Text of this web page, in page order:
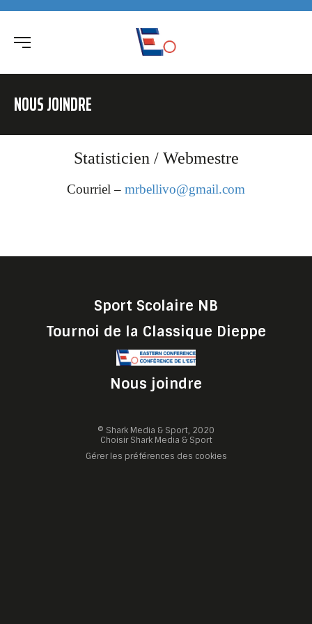
NOUS JOINDRE
Statisticien / Webmestre
Courriel – mrbellivo@gmail.com
Sport Scolaire NB
Tournoi de la Classique Dieppe
Nous joindre
© Shark Media & Sport, 2020
Choisir Shark Media & Sport
Gérer les préférences des cookies